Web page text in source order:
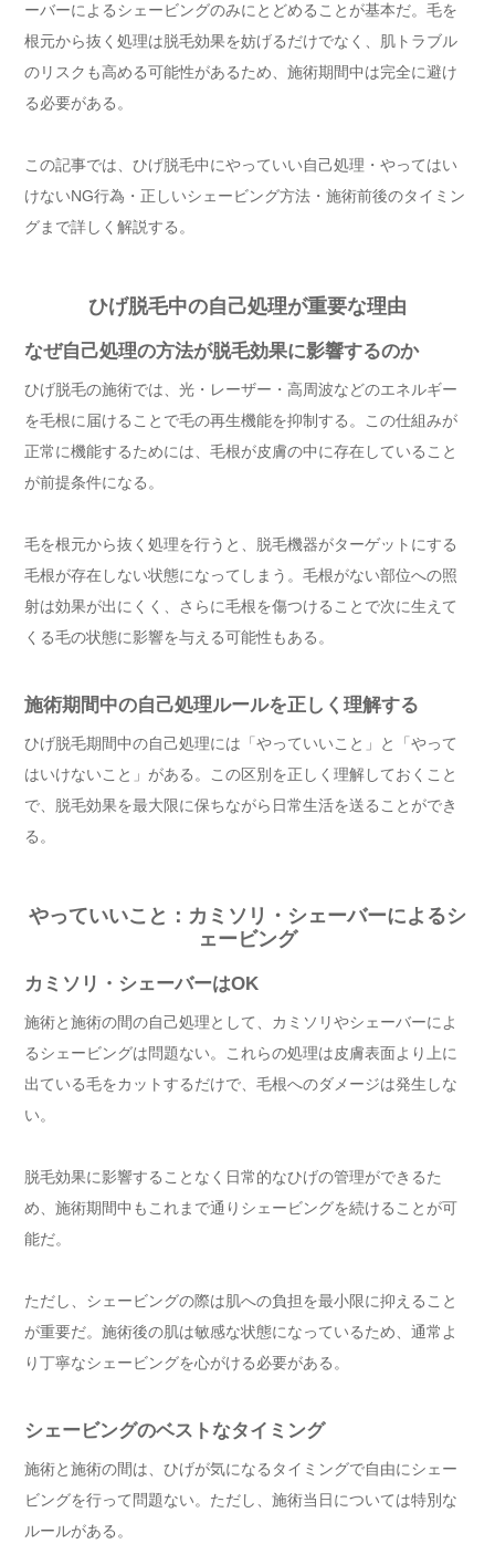
ーバーによるシェービングのみにとどめることが基本だ。毛を
根元から抜く処理は脱毛効果を妨げるだけでなく、肌トラブル
のリスクも高める可能性があるため、施術期間中は完全に避け
る必要がある。
この記事では、ひげ脱毛中にやっていい自己処理・やってはい
けないNG行為・正しいシェービング方法・施術前後のタイミン
グまで詳しく解説する。
ひげ脱毛中の自己処理が重要な理由
なぜ自己処理の方法が脱毛効果に影響するのか
ひげ脱毛の施術では、光・レーザー・高周波などのエネルギー
を毛根に届けることで毛の再生機能を抑制する。この仕組みが
正常に機能するためには、毛根が皮膚の中に存在していること
が前提条件になる。
毛を根元から抜く処理を行うと、脱毛機器がターゲットにする
毛根が存在しない状態になってしまう。毛根がない部位への照
射は効果が出にくく、さらに毛根を傷つけることで次に生えて
くる毛の状態に影響を与える可能性もある。
施術期間中の自己処理ルールを正しく理解する
ひげ脱毛期間中の自己処理には「やっていいこと」と「やって
はいけないこと」がある。この区別を正しく理解しておくこと
で、脱毛効果を最大限に保ちながら日常生活を送ることができ
る。
やっていいこと：カミソリ・シェーバーによるシ
ェービング
カミソリ・シェーバーはOK
施術と施術の間の自己処理として、カミソリやシェーバーによ
るシェービングは問題ない。これらの処理は皮膚表面より上に
出ている毛をカットするだけで、毛根へのダメージは発生しな
い。
脱毛効果に影響することなく日常的なひげの管理ができるた
め、施術期間中もこれまで通りシェービングを続けることが可
能だ。
ただし、シェービングの際は肌への負担を最小限に抑えること
が重要だ。施術後の肌は敏感な状態になっているため、通常よ
り丁寧なシェービングを心がける必要がある。
シェービングのベストなタイミング
施術と施術の間は、ひげが気になるタイミングで自由にシェー
ビングを行って問題ない。ただし、施術当日については特別な
ルールがある。